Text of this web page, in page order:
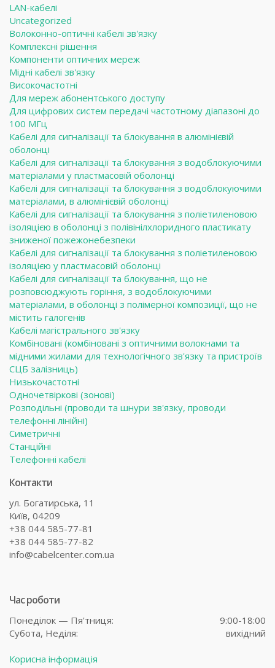
LAN-кабелі
Uncategorized
Волоконно-оптичні кабелі зв'язку
Комплексні рішення
Компоненти оптичних мереж
Мідні кабелі зв'язку
Високочастотні
Для мереж абонентського доступу
Для цифрових систем передачі частотному діапазоні до
100 МГц
Кабелі для сигналізації та блокування в алюмінієвій
оболонці
Кабелі для сигналізації та блокування з водоблокуючими
матеріалами у пластмасовій оболонці
Кабелі для сигналізації та блокування з водоблокуючими
матеріалами, в алюмінієвій оболонці
Кабелі для сигналізації та блокування з поліетиленовою
ізоляцією в оболонці з полівінілхлоридного пластикату
зниженої пожежонебезпеки
Кабелі для сигналізації та блокування з поліетиленовою
ізоляцією у пластмасовій оболонці
Кабелі для сигналізації та блокування, що не
розповсюджують горіння, з водоблокуючими
матеріалами, в оболонці з полімерної композиції, що не
містить галогенів
Кабелі магістрального зв'язку
Комбіновані (комбіновані з оптичними волокнами та
мідними жилами для технологічного зв'язку та пристроїв
СЦБ залізниць)
Низькочастотні
Одночетвіркові (зонові)
Розподільні (проводи та шнури зв'язку, проводи
телефонні лінійні)
Симетричні
Станційні
Телефонні кабелі
Контакти
ул. Богатирська, 11
Київ, 04209
+38 044 585-77-81
+38 044 585-77-82
info@cabelcenter.com.ua
Час роботи
Понеділок — Пя'тниця:
9:00-18:00
Субота, Неділя: вихідний
Корисна інформація